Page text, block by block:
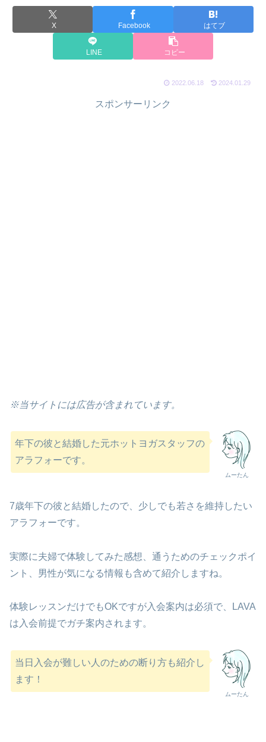
X Facebook はてブ
LINE コピー
2022.06.18 2024.01.29
スポンサーリンク
※当サイトには広告が含まれています。
ムーたん
年下の彼と結婚した元ホットヨガスタッフの
アラフォーです。
7歳年下の彼と結婚したので、少しでも若さを維持したい
アラフォーです。
実際に夫婦で体験してみた感想、通うためのチェックポイ
ント、男性が気になる情報も含めて紹介しますね。
体験レッスンだけでもOKですが入会案内は必須で、LAVA
は入会前提でガチ案内されます。
ムーたん
当日入会が難しい人のための断り方も紹介し
ます！